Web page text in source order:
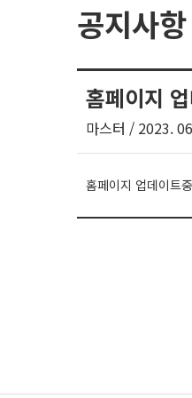
공지사항
홈페이지
마스터 / 2023.
홈페이지 업데이트